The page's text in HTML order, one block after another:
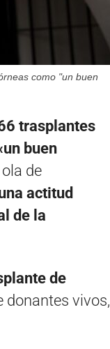
como "un buen
trasplantes
buen
de
actitud
de la
de
donantes vivos,